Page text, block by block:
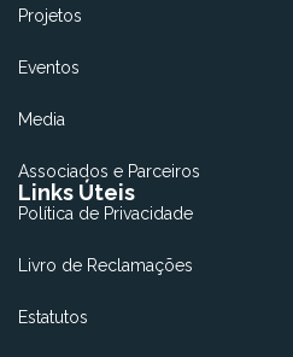
Projetos
Eventos
Media
Associados e Parceiros
Links Úteis
Política de Privacidade
Livro de Reclamações
Estatutos